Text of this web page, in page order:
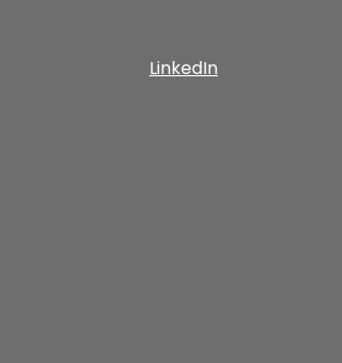
LinkedIn